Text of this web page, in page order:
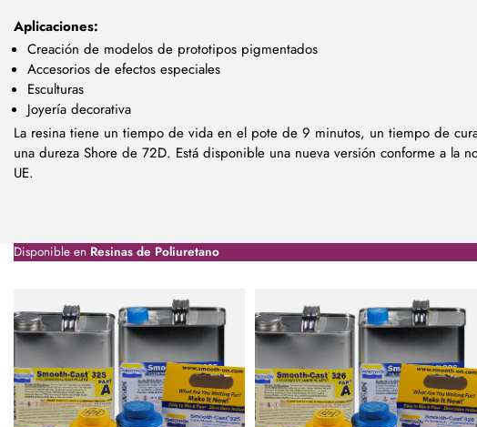
Aplicaciones:
Creación de modelos de prototipos pigmentados
Accesorios de efectos especiales
Esculturas
Joyería decorativa
La resina tiene un tiempo de vida en el pote de 9 minutos, un tiempo de
una dureza Shore de 72D. Está disponible una nueva versión conforme a la
UE.
Disponible en Resinas de Poliuretano